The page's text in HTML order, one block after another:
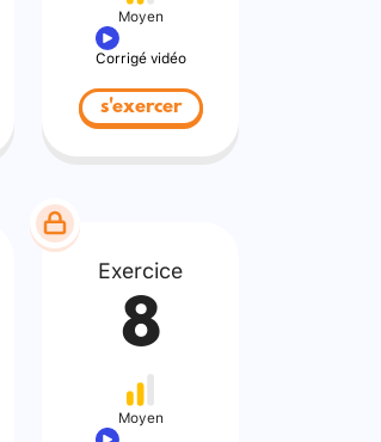
Moyen
Corrigé vidéo
s'exercer
Exercice
8
Moyen